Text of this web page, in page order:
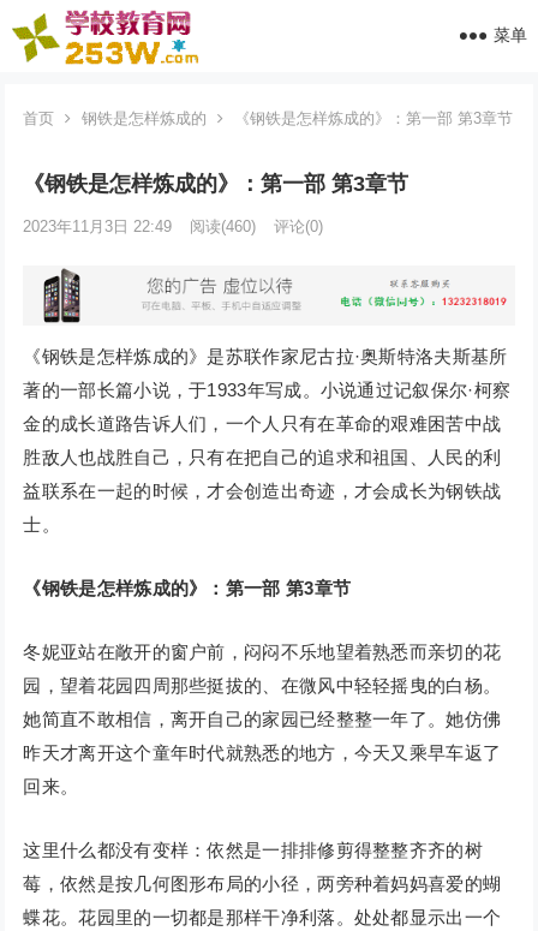
菜单
首页 钢铁是怎样炼成的 《钢铁是怎样炼成的》：第一部 第3章节
《钢铁是怎样炼成的》：第一部 第3章节
2023年11月3日 22:49 阅读(460) 评论(0)
《钢铁是怎样炼成的》是苏联作家尼古拉·奥斯特洛夫斯基所
著的一部长篇小说，于1933年写成。小说通过记叙保尔·柯察
金的成长道路告诉人们，一个人只有在革命的艰难困苦中战
胜敌人也战胜自己，只有在把自己的追求和祖国、人民的利
益联系在一起的时候，才会创造出奇迹，才会成长为钢铁战
士。
《钢铁是怎样炼成的》：第一部 第3章节
冬妮亚站在敞开的窗户前，闷闷不乐地望着熟悉而亲切的花
园，望着花园四周那些挺拔的、在微风中轻轻摇曳的白杨。
她简直不敢相信，离开自己的家园已经整整一年了。她仿佛
昨天才离开这个童年时代就熟悉的地方，今天又乘早车返了
回来。
这里什么都没有变样：依然是一排排修剪得整整齐齐的树
莓，依然是按几何图形布局的小径，两旁种着妈妈喜爱的蝴
蝶花。花园里的一切都是那样干净利落。处处都显示出一个